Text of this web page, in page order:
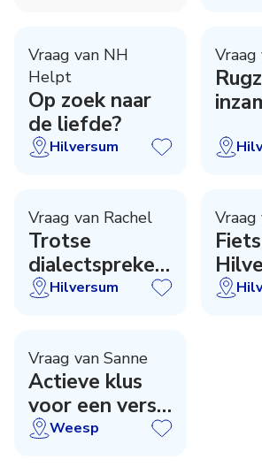
Vraag van NH
Helpt
Op zoek naar
de liefde?
Hilversum
Vraag van Rachel
Trotse
dialectsprekers
gezocht
Hilversum
Vraag van Sanne
Actieve klus
voor een vers
voedselbos
Weesp